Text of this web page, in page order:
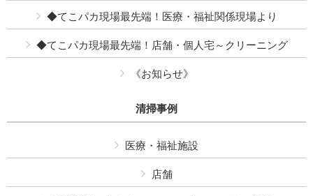
◆てこパカ現場最先端！医療・福祉関係現場より
◆てこパカ現場最先端！店舗・個人宅～クリーニング
《お知らせ》
清掃事例
医療・福祉施設
店舗